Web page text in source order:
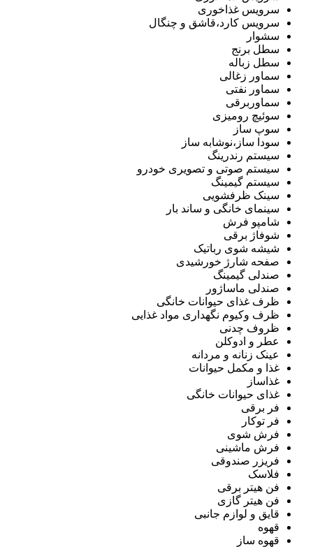
سرویس غذاخوری
سرویس کارد،قاشق و چنگال
سشوار
سطل برنج
سطل زباله
سماور زغالی
سماور نفتی
سماوربرقی
سوئیچ رومیزی
سوپ ساز
سودا ساز،نوشابه ساز
سیستم رندرینگ
سیستم صوتی و تصویری خودرو
سیستم گیمینگ
سینک ظرفشویی
سینمای خانگی و ساند بار
شامپو فرش
شوفاژ برقی
شیشه شوی رباتیک
صفحه شارژ خورشیدی
صندلی گیمینگ
صندلی ماساژور
ظرف غذای حیوانات خانگی
ظرف وکیوم نگهداری مواد غذایی
ظروف چدنی
عطر و ادوکلن
عینک زنانه و مردانه
غذا و مکمل حیوانات
غذاساز
غذای حیوانات خانگی
فر برقی
فر توکار
فرش شوی
فرش ماشینی
فریزر صندوقی
فلاسک
فن هیتر برقی
فن هیتر گازی
قایق و لوازم جانبی
قهوه
قهوه ساز